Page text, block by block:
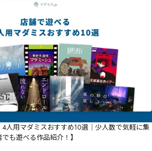
4人用マダミスおすすめ10選｜少人数で気軽に集
も遊べる作品紹介！】